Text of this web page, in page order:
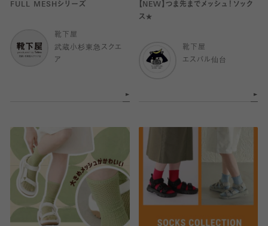
FULL MESHシリーズ
靴下屋
武蔵小杉東急スクエ
ア
【NEW】つま先までメッシュ！ソック
ス★
靴下屋
エスパル仙台